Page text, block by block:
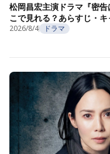
松岡昌宏主演ドラマ『密
こで見れる？あらすじ・
2026/8/4 ドラマ